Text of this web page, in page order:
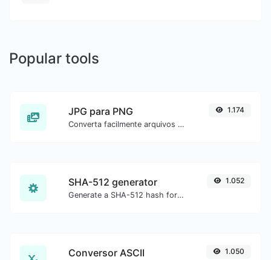
Popular tools
JPG para PNG
Converta facilmente arquivos de imagem JPG para PNG.
1.174
SHA-512 generator
Generate a SHA-512 hash for any string input.
1.052
Conversor ASCII 1.050